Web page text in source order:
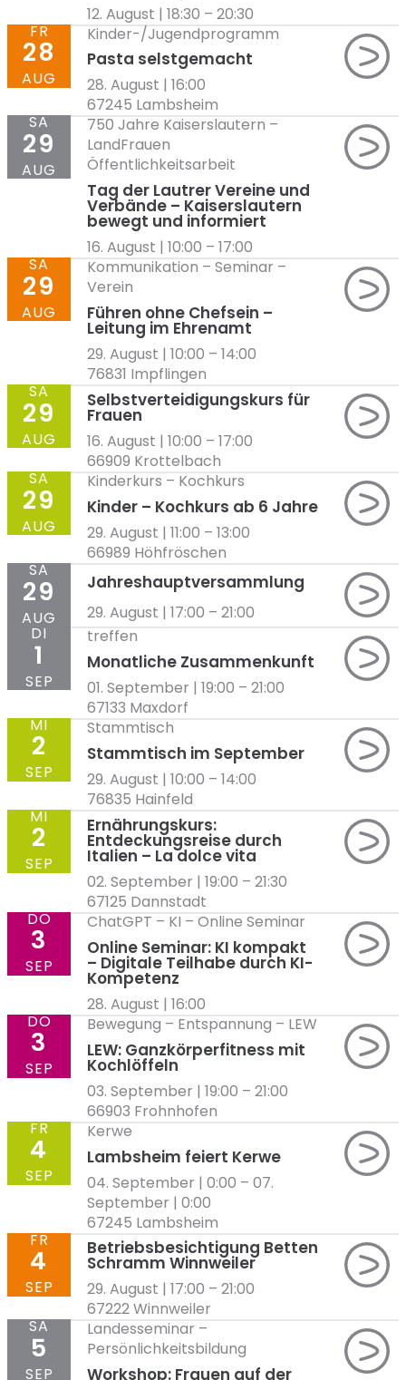
12. August | 18:30 – 20:30
Pasta selstgemacht
Kinder-/Jugendprogramm
28. August | 16:00
67245 Lambsheim
FR
28
AUG
Tag der Lautrer Vereine und
Verbände – Kaiserslautern
bewegt und informiert
750 Jahre Kaiserslautern –
LandFrauen
Öffentlichkeitsarbeit
16. August | 10:00 – 17:00
SA
29
AUG
Führen ohne Chefsein –
Leitung im Ehrenamt
Kommunikation – Seminar –
Verein
29. August | 10:00 – 14:00
76831 Impflingen
SA
29
AUG
Selbstverteidigungskurs für
Frauen
16. August | 10:00 – 17:00
66909 Krottelbach
SA
29
AUG
Kinder – Kochkurs ab 6 Jahre
Kinderkurs – Kochkurs
29. August | 11:00 – 13:00
66989 Höhfröschen
SA
29
AUG
Jahreshauptversammlung
29. August | 17:00 – 21:00
SA
29
AUG
Monatliche Zusammenkunft
treffen
01. September | 19:00 – 21:00
67133 Maxdorf
DI
1
SEP
Stammtisch im September
Stammtisch
29. August | 10:00 – 14:00
76835 Hainfeld
MI
2
SEP
Ernährungskurs:
Entdeckungsreise durch
Italien – La dolce vita
02. September | 19:00 – 21:30
67125 Dannstadt
MI
2
SEP
Online Seminar: KI kompakt
– Digitale Teilhabe durch KI-
Kompetenz
ChatGPT – KI – Online Seminar
28. August | 16:00
DO
3
SEP
LEW: Ganzkörperfitness mit
Kochlöffeln
Bewegung – Entspannung – LEW
03. September | 19:00 – 21:00
66903 Frohnhofen
DO
3
SEP
Lambsheim feiert Kerwe
Kerwe
04. September | 0:00 – 07.
September | 0:00
67245 Lambsheim
FR
4
SEP
Betriebsbesichtigung Betten
Schramm Winnweiler
29. August | 17:00 – 21:00
67222 Winnweiler
FR
4
SEP
Workshop: Frauen auf der
Landesseminar –
Persönlichkeitsbildung
SA
5
SEP